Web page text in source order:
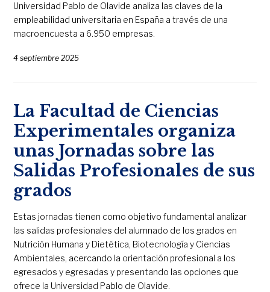
Universidad Pablo de Olavide analiza las claves de la
empleabilidad universitaria en España a través de una
macroencuesta a 6.950 empresas.
4 septiembre 2025
La Facultad de Ciencias
Experimentales organiza
unas Jornadas sobre las
Salidas Profesionales de sus
grados
Estas jornadas tienen como objetivo fundamental analizar
las salidas profesionales del alumnado de los grados en
Nutrición Humana y Dietética, Biotecnología y Ciencias
Ambientales, acercando la orientación profesional a los
egresados y egresadas y presentando las opciones que
ofrece la Universidad Pablo de Olavide.